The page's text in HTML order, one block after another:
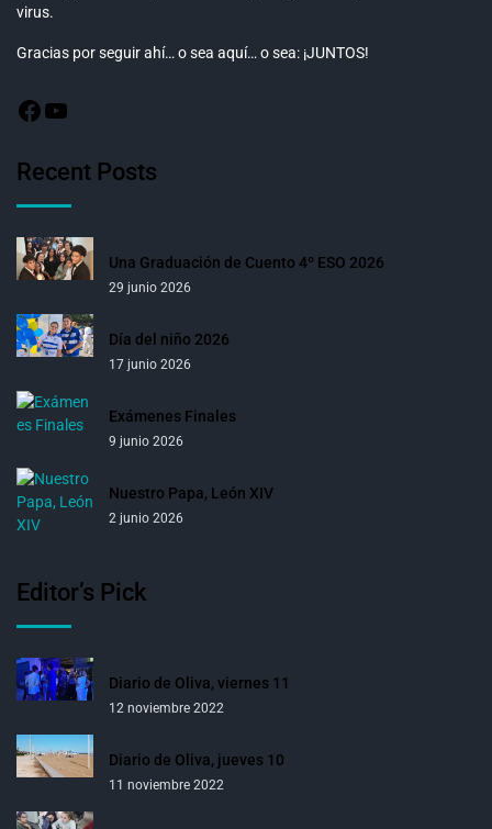
virus.
Gracias por seguir ahí… o sea aquí… o sea: ¡JUNTOS!
Recent Posts
Una Graduación de Cuento 4º ESO 2026
29 junio 2026
Día del niño 2026
17 junio 2026
Exámenes Finales
9 junio 2026
Nuestro Papa, León XIV
2 junio 2026
Editor’s Pick
Diario de Oliva, viernes 11
12 noviembre 2022
Diario de Oliva, jueves 10
11 noviembre 2022